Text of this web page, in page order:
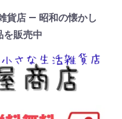
貨店 — 昭和の懐かし
を販売中